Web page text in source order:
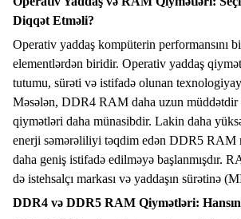
Diqqət Etməli?
Operativ yaddaş kompüterin performansını
elementlərdən biridir. Operativ yaddaş
tutumu, sürəti və istifadə olunan
Məsələn, DDR4 RAM daha uzun
qiymətləri daha münasibdir. Lakin daha
enerji səmərəliliyi təqdim edən DDR5 RAM
daha geniş istifadə edilməyə başlanmışdır.
də istehsalçı markası və yaddaşın sürətinə
DDR4 və DDR5 RAM Qiymətləri: